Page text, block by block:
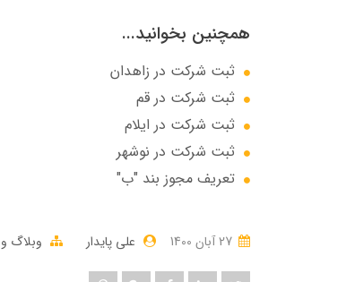
همچنین بخوانید...
ثبت شرکت در زاهدان
ثبت شرکت در قم
ثبت شرکت در ایلام
ثبت شرکت در نوشهر
تعریف مجوز بند "ب"
علی پایدار وبلاگ